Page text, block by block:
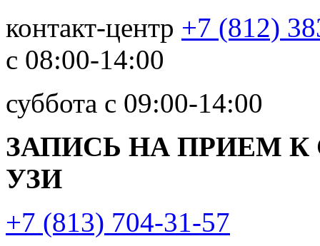
контакт-центр +7 (812)
с 08:00-14:00
суббота с 09:00-14:00
ЗАПИСЬ НА ПРИЕМ
УЗИ
+7 (813) 704-31-57